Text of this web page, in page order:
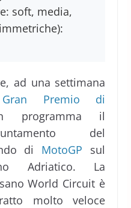
soft, media,
ad una settimana
Gran Premio di
il
del
di MotoGP sul
Adriatico. La
World Circuit è
molto veloce